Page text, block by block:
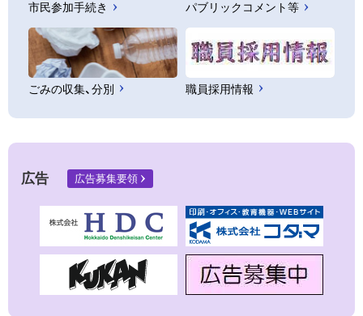
市民参加手続き パブリックコメント等
ごみの収集、分別 職員採用情報
広告 広告募集要領